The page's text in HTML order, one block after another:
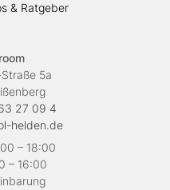
& Ratgeber
5a
27 09 4
helden.de
– 18:00
– 16:00